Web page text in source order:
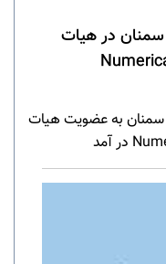
در هیات
سمنان به عضویت هیات